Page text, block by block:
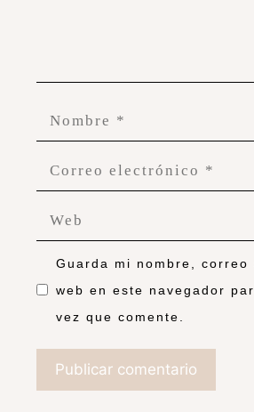
Guarda mi nombre, correo
web en este navegador
vez que comente.